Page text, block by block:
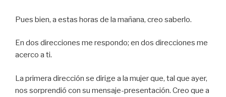
Pues bien, a estas horas de la mañana, creo saberlo.
En dos direcciones me respondo; en dos direcciones me
acerco a ti.
La primera dirección se dirige a la mujer que, tal que ayer,
nos sorprendió con su mensaje-presentación. Creo que a